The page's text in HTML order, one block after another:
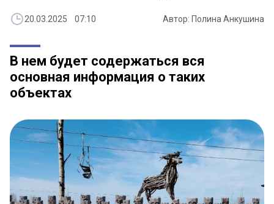
20.03.2025 07:10 Автор: Полина Анкушина
В нем будет содержаться вся
основная информация о таких
объектах